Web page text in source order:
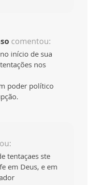
comentou:
início de sua
nos
poder político
tentaçaes ste
em Deus, e em